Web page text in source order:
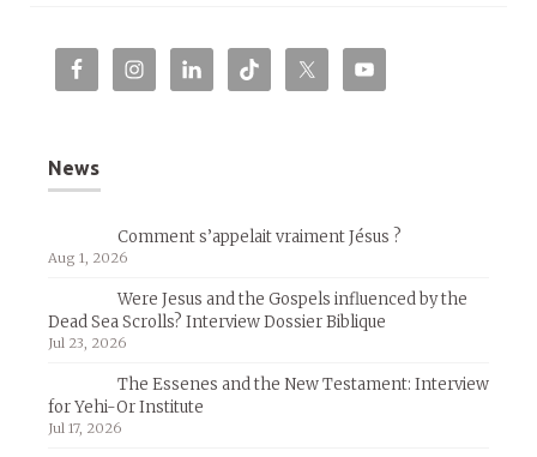
News
Comment s’appelait vraiment Jésus ?
Aug 1, 2026
Were Jesus and the Gospels influenced by the
Dead Sea Scrolls? Interview Dossier Biblique
Jul 23, 2026
The Essenes and the New Testament: Interview
for Yehi-Or Institute
Jul 17, 2026